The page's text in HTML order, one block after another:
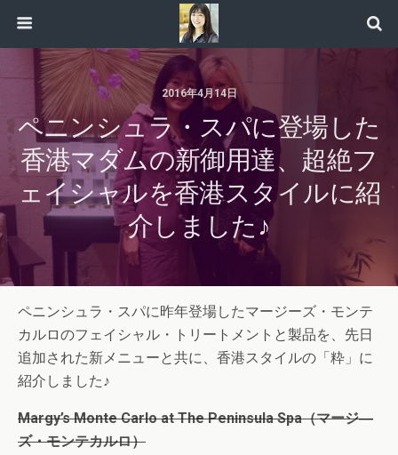
2016年4月14日
ペニンシュラ・スパに登場した
香港マダムの新御用達、超絶フ
ェイシャルを香港スタイルに紹
介しました♪
ペニンシュラ・スパに昨年登場したマージーズ・モンテ
カルロのフェイシャル・トリートメントと製品を、先日
追加された新メニューと共に、香港スタイルの「粋」に
紹介しました♪
Margy’s Monte Carlo at The Peninsula Spa（マージ―
ズ・モンテカルロ）